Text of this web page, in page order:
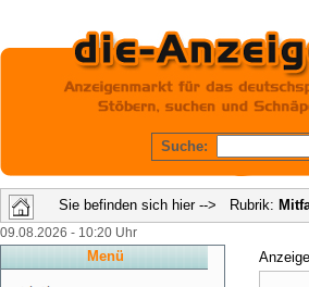
Suche:
Sie befinden sich hier --> Rubrik:
09.08.2026 - 10:20 Uhr
Menü